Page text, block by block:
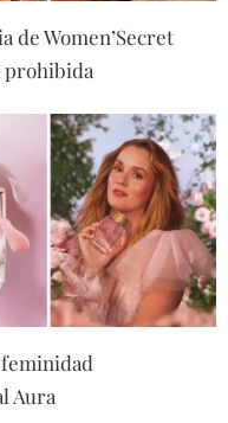
de Women’Secret
prohibida
Aura